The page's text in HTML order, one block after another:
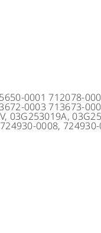
0001 712078-
0003 713673-
03G253019A,
0008,